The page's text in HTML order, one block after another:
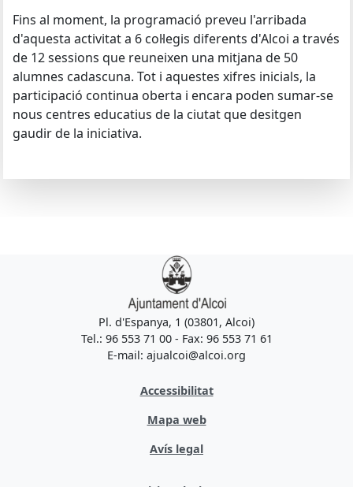
Fins al moment, la programació preveu l'arribada
d'aquesta activitat a 6 col·legis diferents d'Alcoi a través
de 12 sessions que reuneixen una mitjana de 50
alumnes cadascuna. Tot i aquestes xifres inicials, la
participació continua oberta i encara poden sumar-se
nous centres educatius de la ciutat que desitgen
gaudir de la iniciativa.
Pl. d'Espanya, 1 (03801, Alcoi)
Tel.: 96 553 71 00 - Fax: 96 553 71 61
E-mail: ajualcoi@alcoi.org
Accessibilitat
Mapa web
Avís legal